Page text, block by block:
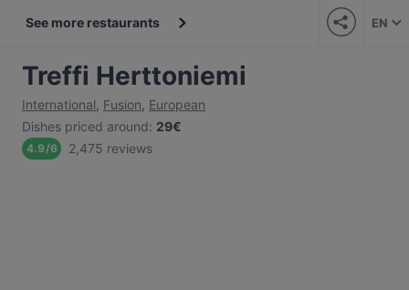
See more restaurants EN
Treffi Herttoniemi
International, Fusion, European
Dishes priced around: 29€
4.9/6 2,475 reviews